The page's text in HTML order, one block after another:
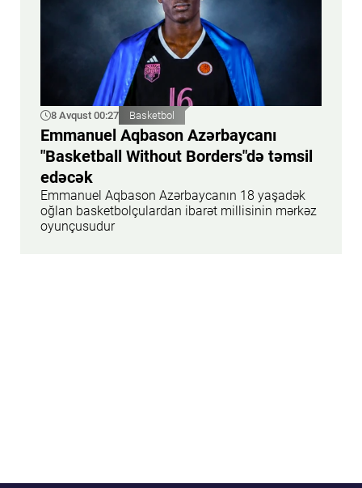
8 Avqust 00:27 Basketbol
Emmanuel Aqbason Azərbaycanı
"Basketball Without Borders"də təmsil
edəcək
Emmanuel Aqbason Azərbaycanın 18 yaşadək
oğlan basketbolçulardan ibarət millisinin mərkəz
oyunçusudur